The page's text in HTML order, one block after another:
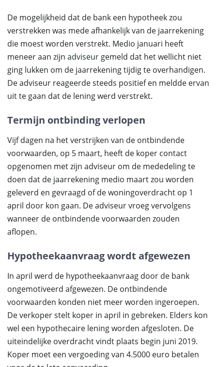
De mogelijkheid dat de bank een hypotheek zou
verstrekken was mede afhankelijk van de jaarrekening
die moest worden verstrekt. Medio januari heeft
meneer aan zijn adviseur gemeld dat het wellicht niet
ging lukken om de jaarrekening tijdig te overhandigen.
De adviseur reageerde steeds positief en meldde ervan
uit te gaan dat de lening werd verstrekt.
Termijn ontbinding verlopen
Vijf dagen na het verstrijken van de ontbindende
voorwaarden, op 5 maart, heeft de koper contact
opgenomen met zijn adviseur om de mededeling te
doen dat de jaarrekening medio maart zou worden
geleverd en gevraagd of de woningoverdracht op 1
april door kon gaan. De adviseur vroeg vervolgens
wanneer de ontbindende voorwaarden zouden
aflopen.
Hypotheekaanvraag wordt afgewezen
In april werd de hypotheekaanvraag door de bank
ongemotiveerd afgewezen. De ontbindende
voorwaarden konden niet meer worden ingeroepen.
De verkoper stelt koper in april in gebreken. Elders kon
wel een hypothecaire lening worden afgesloten. De
uiteindelijke overdracht vindt plaats begin juni 2019.
Koper moet een vergoeding van 4.5000 euro betalen